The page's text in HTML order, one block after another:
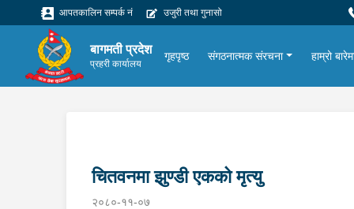
आपतकालिन सम्पर्क नं उजुरी तथा गुनासो
बागमती प्रदेश
प्रहरी कार्यालय
गृहपृष्ठ संगठनात्मक संरचना हाम्रो
चितवनमा झुण्डी एकको मृत्यु
२०८०-११-०७